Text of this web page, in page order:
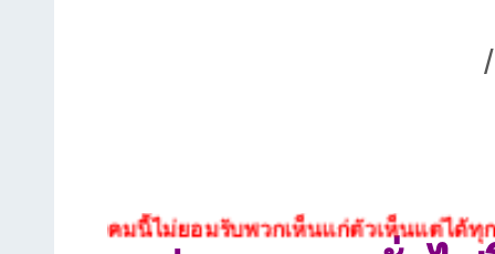
คมนี้ไม่ยอมรับพวกเห็นแก่ตัวเห็นแต่ได้ทุกประเภท